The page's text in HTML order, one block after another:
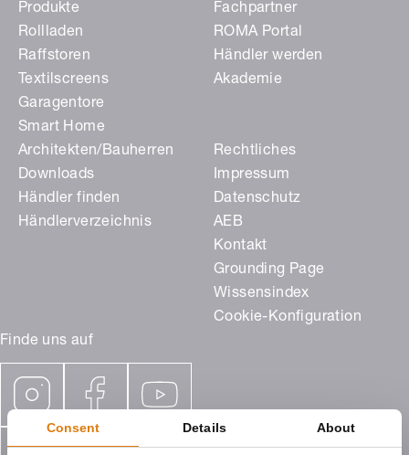
Consent Details About
Finde uns auf
Produkte
Rollladen
Raffstoren
Textilscreens
Garagentore
Smart Home
Fachpartner
ROMA Portal
Händler werden
Akademie
Architekten/Bauherren
Downloads
Händler finden
Händlerverzeichnis
Rechtliches
Impressum
Datenschutz
AEB
Kontakt
Grounding Page
Wissensindex
Cookie-Konfiguration